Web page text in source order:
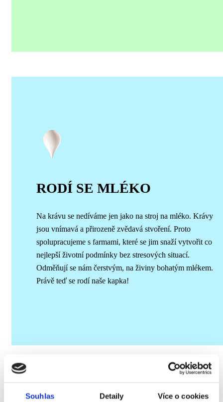
Souhlas Detaily Více o cookies
RODÍ SE MLÉKO
Na krávu se nedíváme jen jako na stroj na mléko. Krávy
jsou vnímavá a přirozeně zvědavá stvoření. Proto
spolupracujeme s farmami, které se jim snaží vytvořit co
nejlepší životní podmínky bez stresových situací.
Odměňují se nám čerstvým, na živiny bohatým mlékem.
Právě teď se rodí naše kapka!